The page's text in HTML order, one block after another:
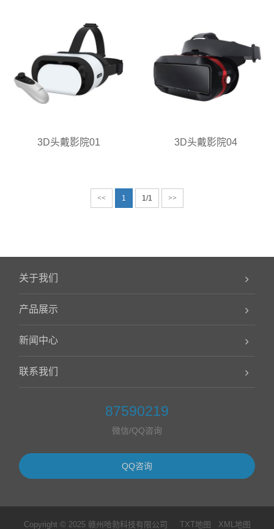
3D头戴影院01 3D头戴影院04
<< 1 1/1 >>
关于我们
产品展示
新闻中心
联系我们
87590219
微信/QQ咨询
QQ咨询
Copyright © 2025 赣州哈勃科技有限公司 TXT地图 XML地图